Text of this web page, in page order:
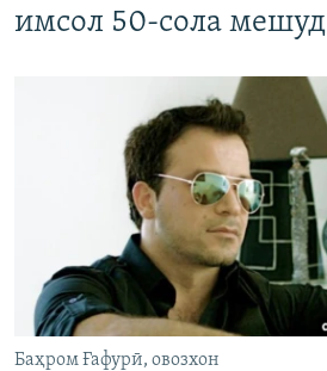
имсол 50-сола мешуд
Баҳром Ғафурӣ, овозхон